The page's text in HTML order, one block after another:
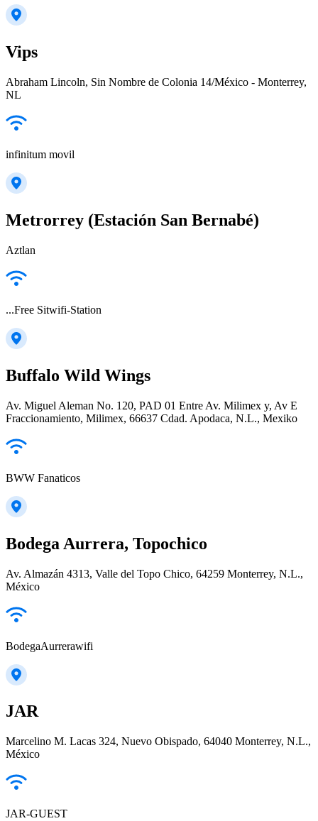
Vips
Abraham Lincoln, Sin Nombre de Colonia 14/México - Monterrey,
NL
infinitum movil
Metrorrey (Estación San Bernabé)
Aztlan
...Free Sitwifi-Station
Buffalo Wild Wings
Av. Miguel Aleman No. 120, PAD 01 Entre Av. Milimex y, Av E
Fraccionamiento, Milimex, 66637 Cdad. Apodaca, N.L., Mexiko
BWW Fanaticos
Bodega Aurrera, Topochico
Av. Almazán 4313, Valle del Topo Chico, 64259 Monterrey, N.L.,
México
BodegaAurrerawifi
JAR
Marcelino M. Lacas 324, Nuevo Obispado, 64040 Monterrey, N.L.,
México
JAR-GUEST